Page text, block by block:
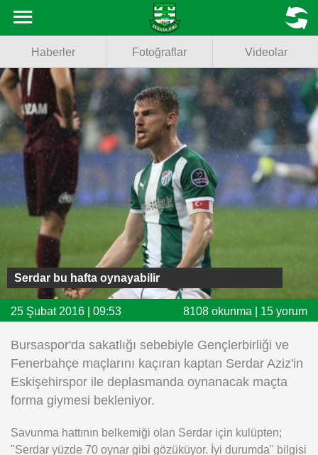
Fotoğraflar
Videolar
Basketbol
Voleybol
Puan Durumu
Fikstür
Facebook
Twitter
Instagram
Android
MENU
Haberler Fotoğraflar Videolar
Serdar bu hafta oynayabilir
25 Şubat 2016 | 09:53 8108 okunma | 15 yorum
Bursaspor'da sakatlığı sebebiyle Gençlerbirliği ve
Fenerbahçe maçlarını kaçıran kaptan Serdar Aziz'in
Eskişehirspor ile deplasmanda oynanacak maçta
forma giymesi bekleniyor.
Savunma hattının belkemiği olan Serdar için kulüpten;
"Serdar yüzde 70 oynar gibi gözüküyor. İyi durumda" bilgisi